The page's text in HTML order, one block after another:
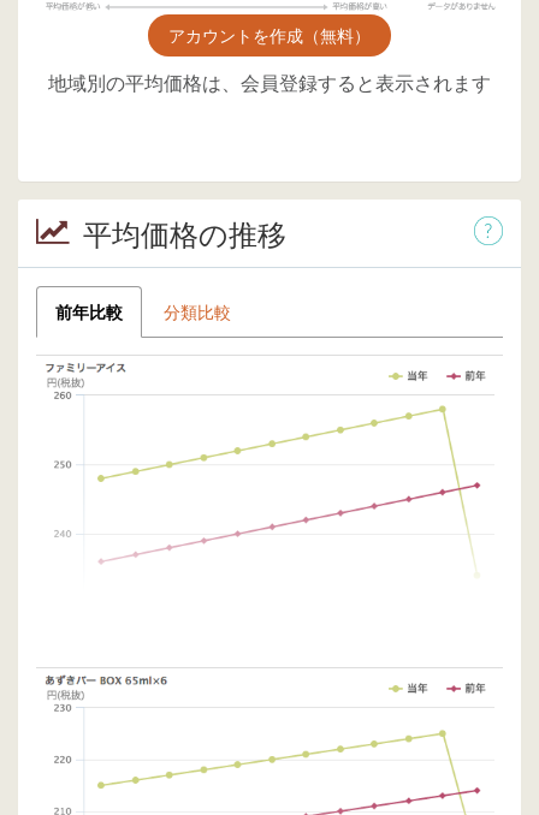
アカウントを作成（無料）
地域別の平均価格は、会員登録すると表示されます
平均価格の推移
前年比較 分類比較